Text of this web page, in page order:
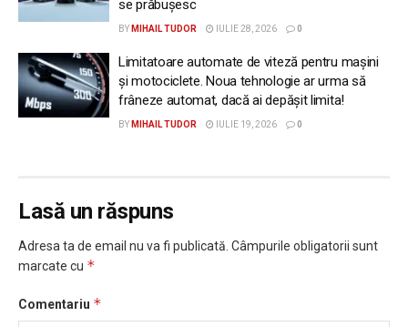
se prăbușesc
BY MIHAIL TUDOR IULIE 28, 2026 0
Limitatoare automate de viteză pentru mașini
și motociclete. Noua tehnologie ar urma să
frâneze automat, dacă ai depășit limita!
BY MIHAIL TUDOR IULIE 19, 2026 0
Lasă un răspuns
Adresa ta de email nu va fi publicată. Câmpurile obligatorii sunt
marcate cu *
Comentariu *